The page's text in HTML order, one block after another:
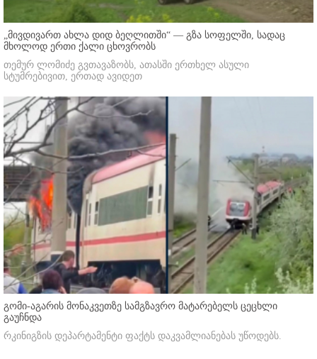
„მივდივართ ახლა დიდ ბეღლითში“ — გზა სოფელში, სადაც
მხოლოდ ერთი ქალი ცხოვრობს
თემურ ლომიძე გვთავაზობს, ათასში ერთხელ ასული
სტუმრებივით, ერთად ავიდეთ
გომი-აგარის მონაკვეთზე სამგზავრო მატარებელს ცეცხლი
გაუჩნდა
რკინიგზის დეპარტამენტი ფაქტს დაკვამლიანებას უწოდებს.